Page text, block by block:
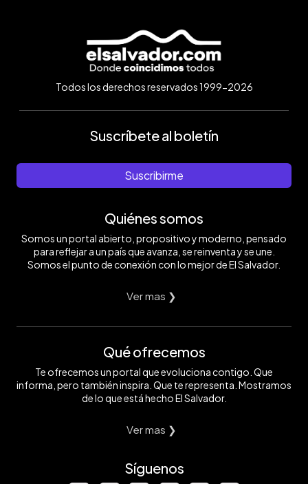
Todos los derechos reservados 1999-2026
Suscríbete al boletín
Suscribirme
Quiénes somos
Somos un portal abierto, propositivo y moderno, pensado
para reflejar a un país que avanza, se reinventa y se une.
Somos el punto de conexión con lo mejor de El Salvador.
Ver mas ❯
Qué ofrecemos
Te ofrecemos un portal que evoluciona contigo. Que
informa, pero también inspira. Que te representa. Mostramos
de lo que está hecho El Salvador.
Ver mas ❯
Síguenos